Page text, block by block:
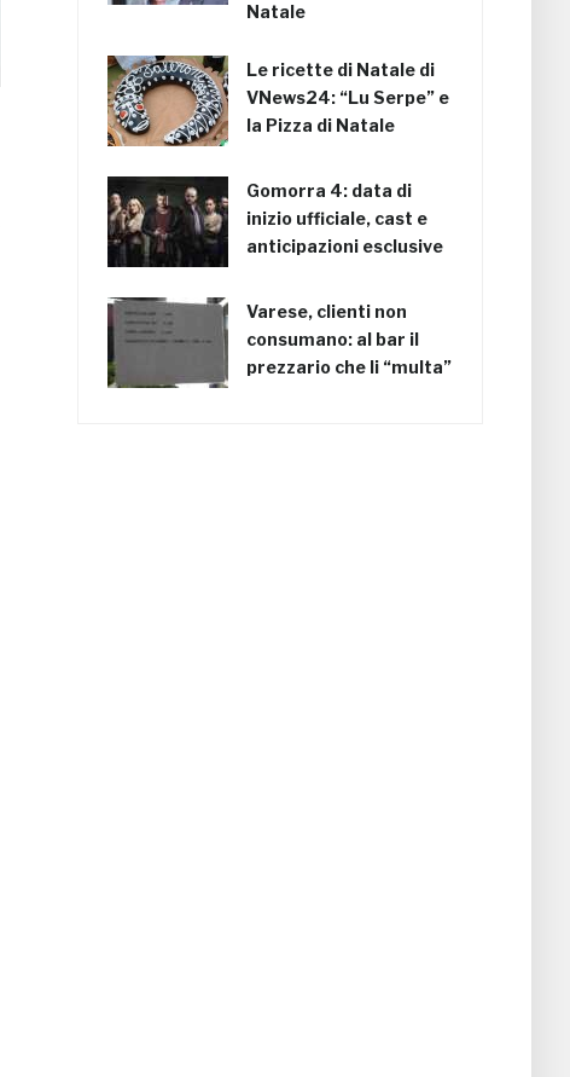
Natale
Le ricette di Natale di
VNews24: “Lu Serpe” e
la Pizza di Natale
Gomorra 4: data di
inizio ufficiale, cast e
anticipazioni esclusive
Varese, clienti non
consumano: al bar il
prezzario che li “multa”